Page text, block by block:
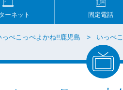
ーネット 固定電話
っぺこっぺよかね!!鹿児島 いっぺ